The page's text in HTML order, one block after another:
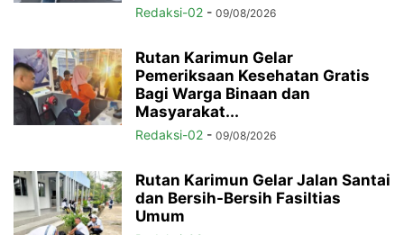
Redaksi-02 - 09/08/2026
Rutan Karimun Gelar
Pemeriksaan Kesehatan Gratis
Bagi Warga Binaan dan
Masyarakat...
Redaksi-02 - 09/08/2026
Rutan Karimun Gelar Jalan Santai
dan Bersih-Bersih Fasiltias
Umum